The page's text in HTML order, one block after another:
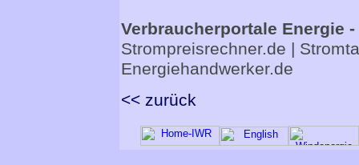
Verbraucherportale Energie
Strompreisrechner.de |
Energiehandwerker.de
<< zurück